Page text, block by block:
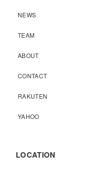
NEWS
TEAM
ABOUT
CONTACT
RAKUTEN
YAHOO
LOCATION